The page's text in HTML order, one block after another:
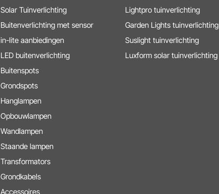
Solar Tuinverlichting
Buitenverlichting met sensor
in-lite aanbiedingen
LED buitenverlichting
Buitenspots
Grondspots
Hanglampen
Opbouwlampen
Wandlampen
Staande lampen
Transformators
Grondkabels
Accessoires
Lightpro tuinverlichting
Garden Lights tuinverlichting
Suslight tuinverlichting
Luxform solar tuinverlichting